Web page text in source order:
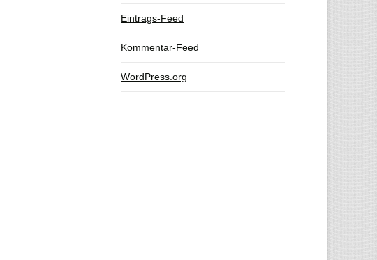
Eintrags-Feed
Kommentar-Feed
WordPress.org